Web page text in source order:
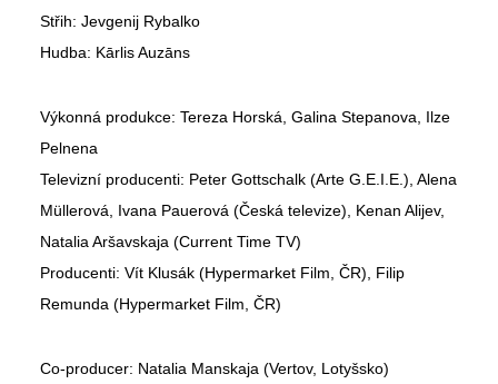
Střih: Jevgenij Rybalko
Hudba: Kārlis Auzāns
Výkonná produkce: Tereza Horská, Galina Stepanova, Ilze
Pelnena
Televizní producenti: Peter Gottschalk (Arte G.E.I.E.), Alena
Müllerová, Ivana Pauerová (Česká televize), Kenan Alijev,
Natalia Aršavskaja (Current Time TV)
Producenti: Vít Klusák (Hypermarket Film, ČR), Filip
Remunda (Hypermarket Film, ČR)
Co-producer: Natalia Manskaja (Vertov, Lotyšsko)